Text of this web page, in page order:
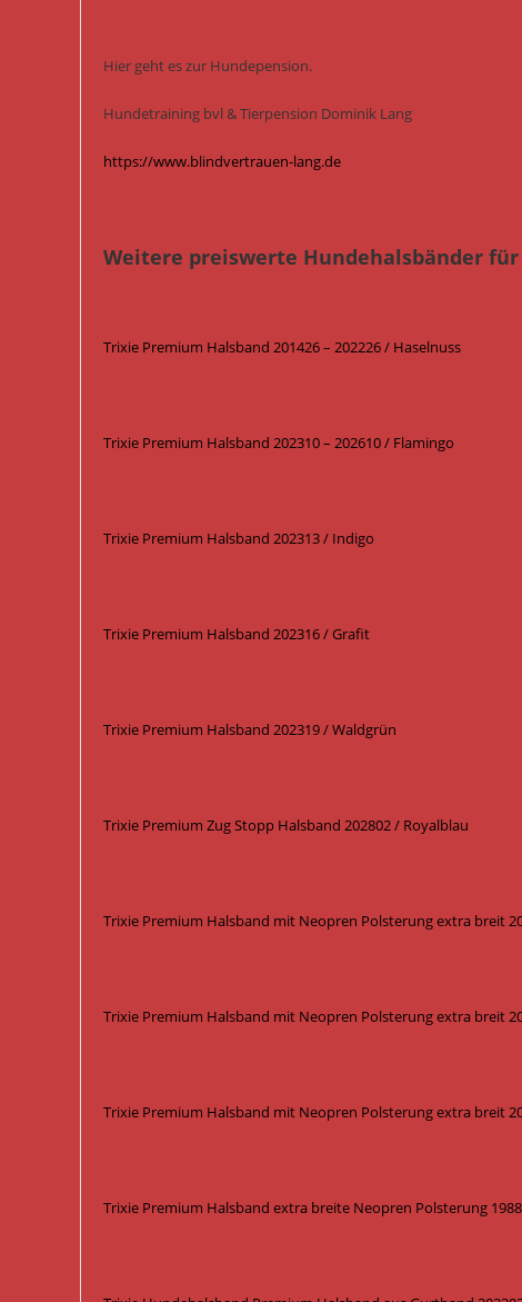
Hier geht es zur Hundepension.
Hundetraining bvl & Tierpension Dominik Lang
https://www.blindvertrauen-lang.de
Weitere preiswerte Hundehalsbänder
Trixie Premium Halsband 201426 – 202226 / Haselnuss
Trixie Premium Halsband 202310 – 202610 / Flamingo
Trixie Premium Halsband 202313 / Indigo
Trixie Premium Halsband 202316 / Grafit
Trixie Premium Halsband 202319 / Waldgrün
Trixie Premium Zug Stopp Halsband 202802 / Royalblau
Trixie Premium Halsband mit Neopren Polsterung extra breit
Trixie Premium Halsband mit Neopren Polsterung extra breit
Trixie Premium Halsband mit Neopren Polsterung extra breit
Trixie Premium Halsband extra breite Neopren Polsterung